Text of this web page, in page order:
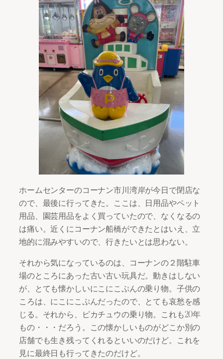
ホームセンターのコーナン市川湾岸が今日で閉店な
ので、最後に行ってきた。ここは、日用品やペット
用品、園芸用品をよく買っていたので、なくなるの
は痛い。近くにコーナン船橋ができたとはいえ、立
地的に混みやすいので、行きたいとは思わない。
それから気になっているのは、コーナンの２階駐車
場のところにあった古い古い玩具だ。動きはしない
が、とても懐かしいにこにこぷんの乗り物。子供の
ころは、にこにこぷんだったので、とても哀愁を感
じる。それから、ピカチュウの乗り物。これも20年
もの・・・だろう。この懐かしいものがどこか別の
店舗でも生き残ってくれるといいのだけど。これを
見に最終日も行ってきたのだけど。